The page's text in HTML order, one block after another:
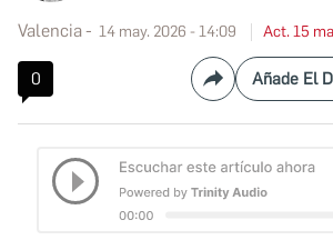
Valencia 14 may. 2026 - 14:09 Act. 15
0 Compartir
Añade El